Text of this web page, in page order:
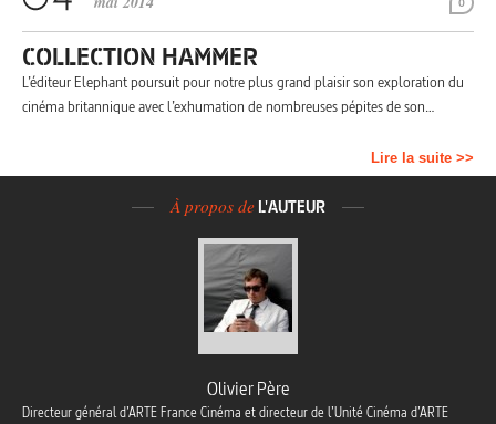
COLLECTION HAMMER
L’éditeur Elephant poursuit pour notre plus grand plaisir son exploration du
cinéma britannique avec l’exhumation de nombreuses pépites de son…
Lire la suite >>
À propos de L'AUTEUR
Olivier Père
Directeur général d’ARTE France Cinéma et directeur de l’Unité Cinéma d’ARTE